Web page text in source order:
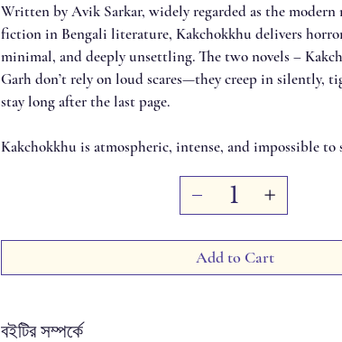
Written by Avik Sarkar, widely regarded as the modern
fiction in Bengali literature, Kakchokkhu delivers
minimal, and deeply unsettling. The two novels –
Garh don’t rely on loud scares—they creep in silently,
stay long after the last page.
Kakchokkhu is atmospheric, intense, and impossible to
Add to Cart
বইটির সম্পর্কে